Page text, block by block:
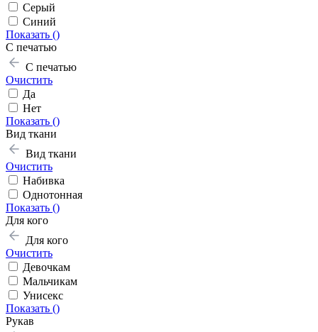
Серый
Синий
Показать ()
С печатью
С печатью
Очистить
Да
Нет
Показать ()
Вид ткани
Вид ткани
Очистить
Набивка
Однотонная
Показать ()
Для кого
Для кого
Очистить
Девочкам
Мальчикам
Унисекс
Показать ()
Рукав